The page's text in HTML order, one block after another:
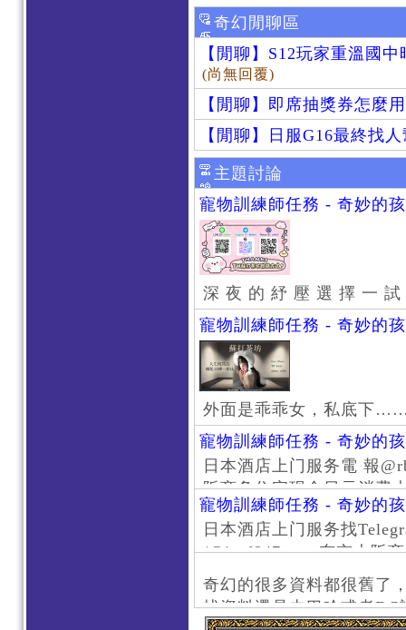
奇幻閒聊區
【閒聊】S12玩家重溫國
(尚無回覆)
【閒聊】即席抽獎券怎麼
【閒聊】日服G16最終找
主題討論
寵物訓練師任務 - 奇妙的
深 夜 的 紓 壓 選 擇 一
寵物訓練師任務 - 奇妙的
外面是乖乖女，私底下
寵物訓練師任務 - 奇妙的
日本酒店上门服务電 報
阪商务住宅现金日元消费
京风俗 #大阪风俗 #东京
上门服务新宿风俗 #梅田
#日本萝莉 #大阪萝莉 #日
寵物訓練師任務 - 奇妙的
日本酒店上门服务找
/@jptd847utpp 东京大阪
京旅游 #大阪旅游 #东京
东京上门服务 #大阪上门
心斋桥风俗 #日本女孩 #
奇幻的很多資料都很舊了
找資料還是去巴哈或者